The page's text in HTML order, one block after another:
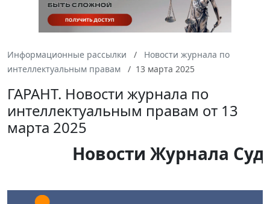
Информационные рассылки
Новости журнала по
интеллектуальным правам
13 марта 2025
ГАРАНТ. Новости журнала по
интеллектуальным правам от 13
марта 2025
Новости Журнала